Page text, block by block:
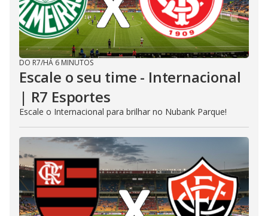
DO R7/HÁ 6 MINUTOS
Escale o seu time - Internacional
| R7 Esportes
Escale o Internacional para brilhar no Nubank Parque!